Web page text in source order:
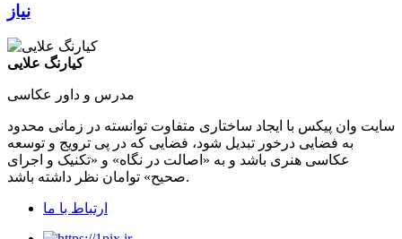
نیاز
کیارنگ علایی
مدرس و داور عکاسی
سایت وان پیکس با ایجاد ساختاری متفاوت توانسته در زمانی محدود
به فضایی درخور تبدیل شود، فضایی که در پی ترویج و توسعه
عکاسی هنری باشد و به «اصالت در نگاه» و «تکنیک و اجرای
صحیح» توامان نظر داشته باشد.
ارتباط با ما